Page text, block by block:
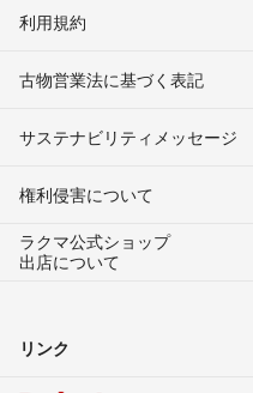
利用規約
古物営業法に基づく表記
サステナビリティメッセージ
権利侵害について
ラクマ公式ショップ
出店について
リンク